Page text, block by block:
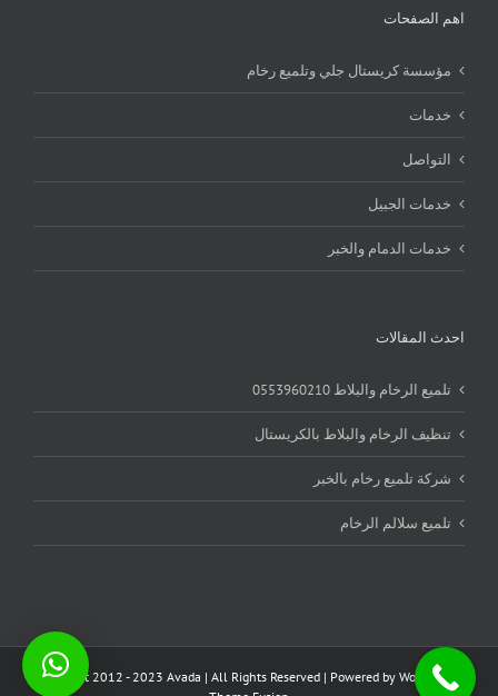
اهم الصفحات
مؤسسة كريستال جلي وتلميع رخام
خدمات
التواصل
خدمات الجبيل
خدمات الدمام والخبر
احدث المقالات
تلميع الرخام والبلاط 0553960210
تنظيف الرخام والبلاط بالكريستال
شركة تلميع رخام بالخبر
تلميع سلالم الرخام
Copyright 2012 - 2023 Avada | All Rights Reserved | Powered by WordPress